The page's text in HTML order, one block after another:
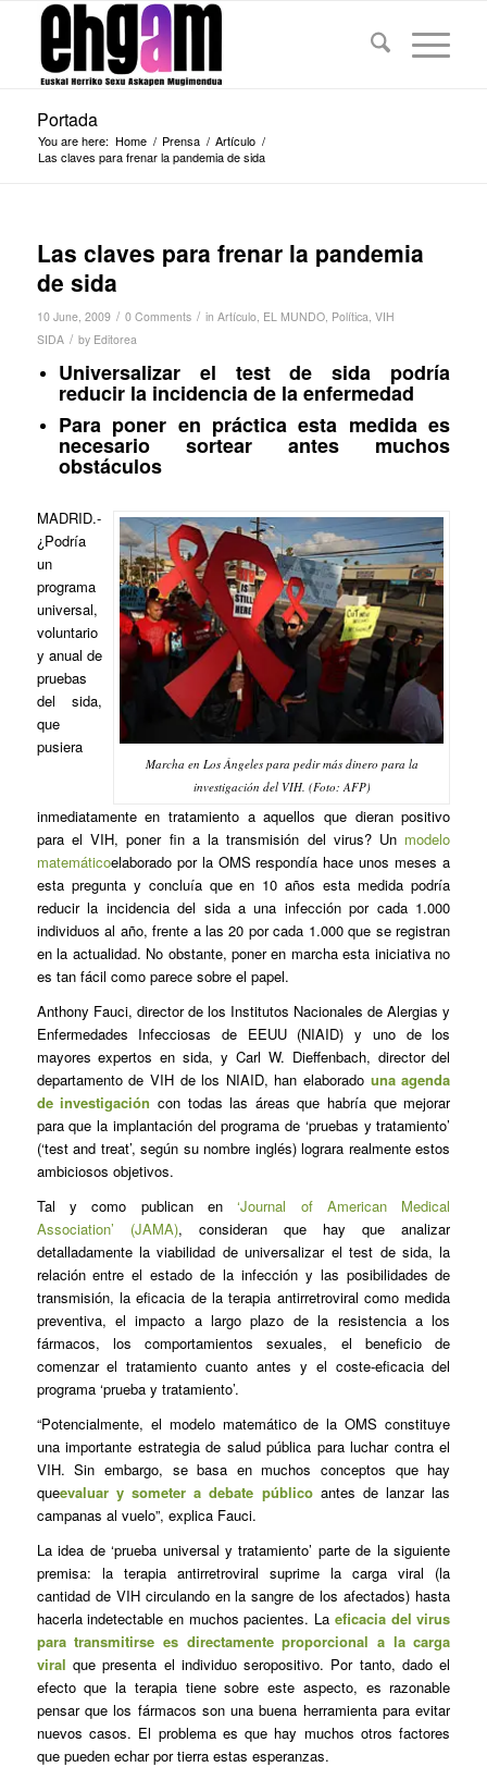
Portada
You are here: Home / Prensa / Artículo /
Las claves para frenar la pandemia de sida
Las claves para frenar la pandemia
de sida
10 June, 2009 / 0 Comments / in Artículo, EL MUNDO, Política, VIH
SIDA / by Editorea
Universalizar el test de sida podría
reducir la incidencia de la enfermedad
Para poner en práctica esta medida es
necesario sortear antes muchos
obstáculos
Marcha en Los Ángeles para pedir más dinero para la
investigación del VIH. (Foto: AFP)
MADRID.-
¿Podría
un
programa
universal,
voluntario
y anual de
pruebas
del sida,
que
pusiera
inmediatamente en tratamiento a aquellos que dieran positivo
para el VIH, poner fin a la transmisión del virus? Un modelo
matemáticoelaborado por la OMS respondía hace unos meses a
esta pregunta y concluía que en 10 años esta medida podría
reducir la incidencia del sida a una infección por cada 1.000
individuos al año, frente a las 20 por cada 1.000 que se registran
en la actualidad. No obstante, poner en marcha esta iniciativa no
es tan fácil como parece sobre el papel.
Anthony Fauci, director de los Institutos Nacionales de Alergias y
Enfermedades Infecciosas de EEUU (NIAID) y uno de los
mayores expertos en sida, y Carl W. Dieffenbach, director del
departamento de VIH de los NIAID, han elaborado una agenda
de investigación con todas las áreas que habría que mejorar
para que la implantación del programa de ‘pruebas y tratamiento’
(‘test and treat’, según su nombre inglés) lograra realmente estos
ambiciosos objetivos.
Tal y como publican en‘Journal of American Medical
Association’ (JAMA), consideran que hay que analizar
detalladamente la viabilidad de universalizar el test de sida, la
relación entre el estado de la infección y las posibilidades de
transmisión, la eficacia de la terapia antirretroviral como medida
preventiva, el impacto a largo plazo de la resistencia a los
fármacos, los comportamientos sexuales, el beneficio de
comenzar el tratamiento cuanto antes y el coste-eficacia del
programa ‘prueba y tratamiento’.
“Potencialmente, el modelo matemático de la OMS constituye
una importante estrategia de salud pública para luchar contra el
VIH. Sin embargo, se basa en muchos conceptos que hay
queevaluar y someter a debate públicoantes de lanzar las
campanas al vuelo”, explica Fauci.
La idea de ‘prueba universal y tratamiento’ parte de la siguiente
premisa: la terapia antirretroviral suprime la carga viral (la
cantidad de VIH circulando en la sangre de los afectados) hasta
hacerla indetectable en muchos pacientes. La eficacia del virus
para transmitirse es directamente proporcional a la carga
viral que presenta el individuo seropositivo. Por tanto, dado el
efecto que la terapia tiene sobre este aspecto, es razonable
pensar que los fármacos son una buena herramienta para evitar
nuevos casos. El problema es que hay muchos otros factores
que pueden echar por tierra estas esperanzas.